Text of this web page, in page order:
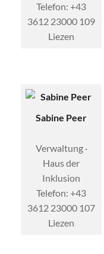
Telefon: +43
3612 23000 109
Liezen
Sabine Peer
Verwaltung ·
Haus der
Inklusion
Telefon: +43
3612 23000 107
Liezen